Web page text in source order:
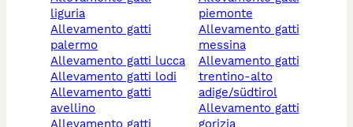
liguria
allevamento gatti
palermo
allevamento gatti lucca
allevamento gatti lodi
allevamento gatti
avellino
allevamento gatti
piemonte
allevamento gatti
messina
allevamento gatti
trentino-alto
adige/südtirol
allevamento gatti
gorizia